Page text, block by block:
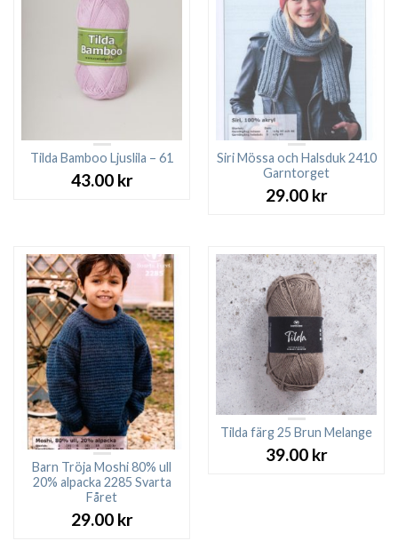
Tilda Bamboo Ljuslila – 61
43.00 kr
Siri Mössa och Halsduk 2410
Garntorget
29.00 kr
Barn Tröja Moshi 80% ull
20% alpacka 2285 Svarta
Fåret
29.00 kr
Tilda färg 25 Brun Melange
39.00 kr